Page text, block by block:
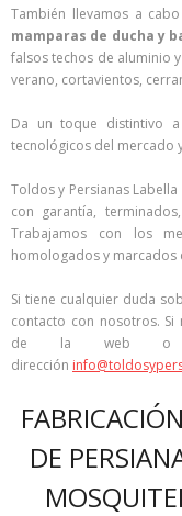
También llevamos a
mamparas de ducha y
falsos techos de aluminio
verano, cortavientos,
Da un toque distintivo
tecnológicos del mercado
Toldos y Persianas
con garantía,
Trabajamos con los
homologados y marcados
Si tiene cualquier duda
contacto con nosotros.
de la web o
dirección
DE